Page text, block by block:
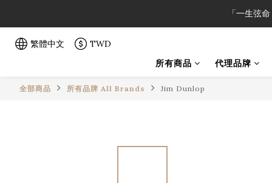
「一生弦
「一生弦
「一生弦
繁體中文
TWD
所有商品
代理品牌
全部商品 所有品牌 All Brands Jim Dunlop